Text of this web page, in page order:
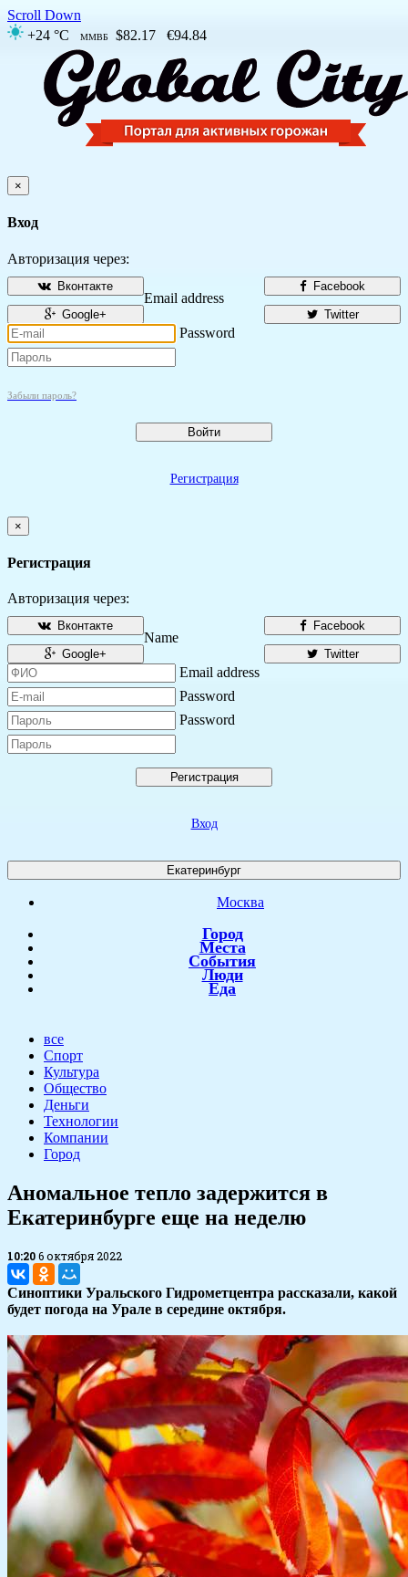
Scroll Down
+24 °C
ММВБ $82.17 €94.84
×
Вход
Авторизация через:
Facebook
Вконтакте
Twitter
Google+
Email address
Password
Забыли пароль?
Войти
Регистрация
×
Регистрация
Авторизация через:
Facebook
Вконтакте
Twitter
Google+
Name
Email address
Password
Password
Регистрация
Вход
Екатеринбург
Москва
Город
Места
События
Люди
Еда
все
Спорт
Культура
Общество
Деньги
Технологии
Компании
Город
Аномальное тепло задержится в
Екатеринбурге еще на неделю
10:206 октября 2022
Синоптики Уральского Гидрометцентра рассказали, какой
будет погода на Урале в середине октября.